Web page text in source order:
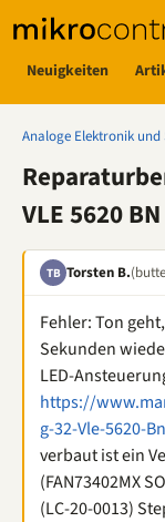
Neuigkeiten
Analoge Elektronik
VLE 5620
TB Torsten B.
Fehler: Ton
Sekunden
LED-
https://
g-32-Vle-5620-
verbaut ist ein
(FAN73402MX
(LC-20-0013)